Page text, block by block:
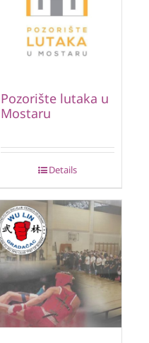
Pozorište lutaka u
Mostaru
Details